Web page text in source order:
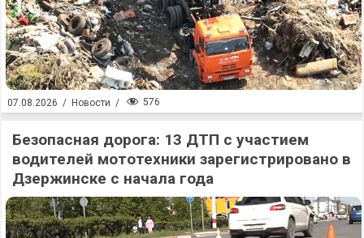
07.08.2026 / Новости / 576
Безопасная дорога: 13 ДТП с участием
водителей мототехники зарегистрировано в
Дзержинске с начала года